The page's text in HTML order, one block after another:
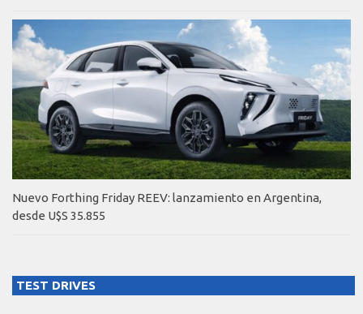
Nuevo Forthing Friday REEV: lanzamiento en Argentina,
desde U$S 35.855
TEST DRIVES